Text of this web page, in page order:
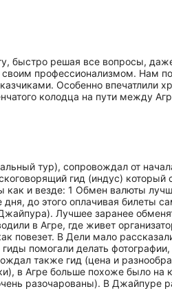
быстро решая все вопросы,
профессионализмом. Нам
Особенно впечатлили
колодца на пути между
тур), сопровождал от
гид (индус) который
как и везде: 1 Обмен валюты
до этого оплачивая билеты
Лучшее заранее
в Агре, где живет
повезет. В Дели мало
помогали делать
также гид (цена и
в Агре больше похоже было на
разочарованы). В Джайпуре